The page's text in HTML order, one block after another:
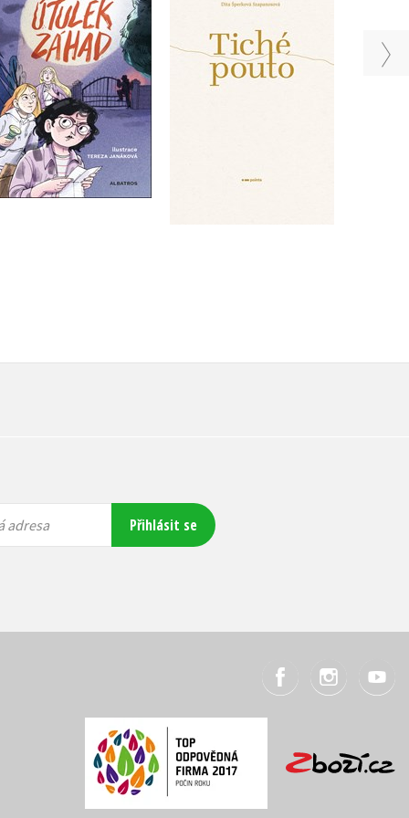
Petr Hugo Šlik
Do košíku
349 Kč
279 Kč
Szapanosová
183 Kč
adresa Přihlásit se